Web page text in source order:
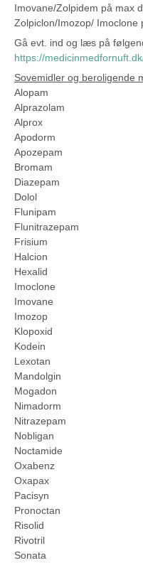
Imovane/Zolpidem på max
Zolpiclon/Imozop/ Imoclone
Gå evt. ind og læs på
https://
Sovemidler og beroligende
Alopam
Alprazolam
Alprox
Apodorm
Apozepam
Bromam
Diazepam
Dolol
Flunipam
Flunitrazepam
Frisium
Halcion
Hexalid
Imoclone
Imovane
Imozop
Klopoxid
Kodein
Lexotan
Mandolgin
Mogadon
Nimadorm
Nitrazepam
Nobligan
Noctamide
Oxabenz
Oxapax
Pacisyn
Pronoctan
Risolid
Rivotril
Sonata